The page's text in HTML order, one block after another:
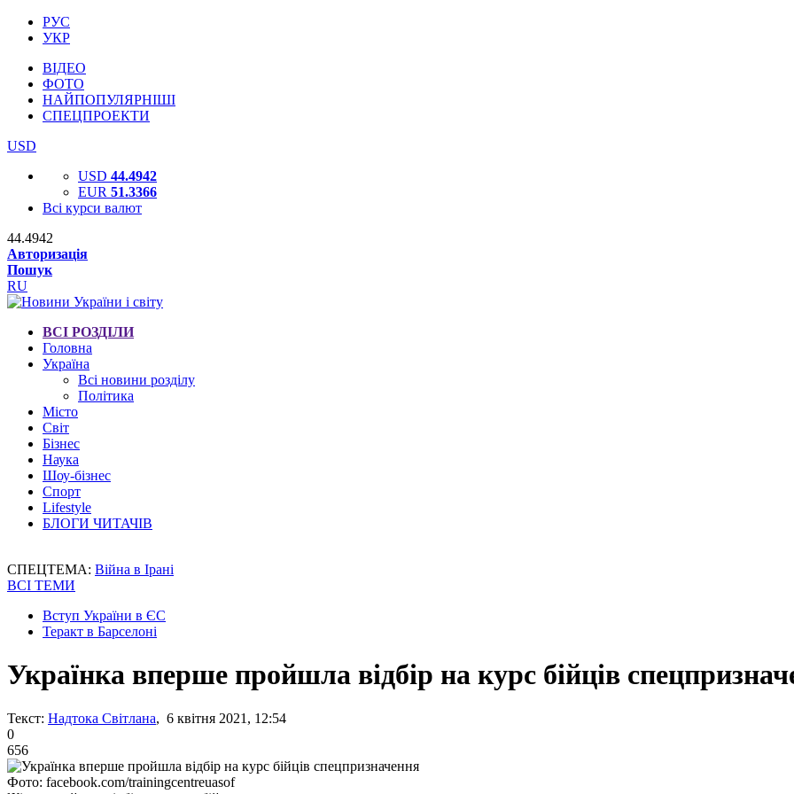
РУС
УКР
ВІДЕО
ФОТО
НАЙПОПУЛЯРНІШІ
СПЕЦПРОЕКТИ
USD
USD 44.4942
EUR 51.3366
Всі курси валют
44.4942
Авторизація
Пошук
RU
ВСІ РОЗДІЛИ
Головна
Україна
Всі новини розділу
Політика
Місто
Світ
Бізнес
Наука
Шоу-бізнес
Спорт
Lifestyle
БЛОГИ ЧИТАЧІВ
СПЕЦТЕМА: Війна в Ірані
ВСІ ТЕМИ
Вступ України в ЄС
Теракт в Барселоні
Українка вперше пройшла відбір на курс бійців
Текст: Надтока Світлана, 6 квітня 2021, 12:54
0
656
Фото: facebook.com/trainingcentreuasof